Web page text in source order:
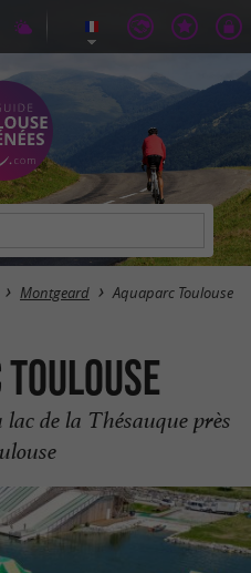
Montgeard Aquaparc Toulouse
de la Thésauque près